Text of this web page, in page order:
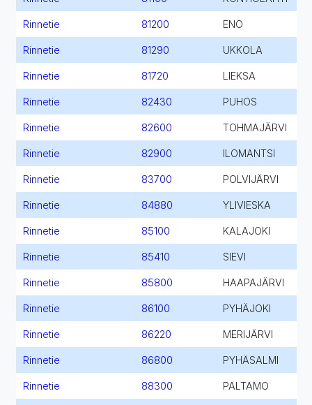
Rinnetie 81200 ENO
Rinnetie 81290 UKKOLA
Rinnetie 81720 LIEKSA
Rinnetie 82430 PUHOS
Rinnetie 82600 TOHMAJÄRVI
Rinnetie 82900 ILOMANTSI
Rinnetie 83700 POLVIJÄRVI
Rinnetie 84880 YLIVIESKA
Rinnetie 85100 KALAJOKI
Rinnetie 85410 SIEVI
Rinnetie 85800 HAAPAJÄRVI
Rinnetie 86100 PYHÄJOKI
Rinnetie 86220 MERIJÄRVI
Rinnetie 86800 PYHÄSALMI
Rinnetie 88300 PALTAMO